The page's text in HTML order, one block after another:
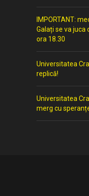
IMPORTANT:
Galați se va juca
ora 18.30
Universitatea
replică!
Universitatea
merg cu